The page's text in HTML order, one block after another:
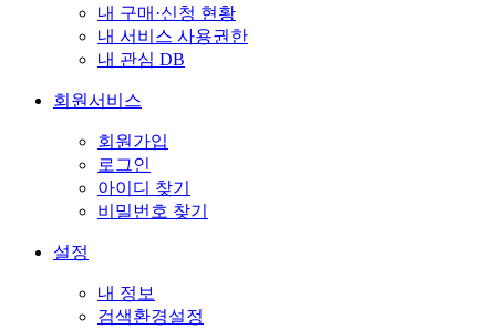
내 구매·신청 현황
내 서비스 사용권한
내 관심 DB
회원서비스
회원가입
로그인
아이디 찾기
비밀번호 찾기
설정
내 정보
검색환경설정